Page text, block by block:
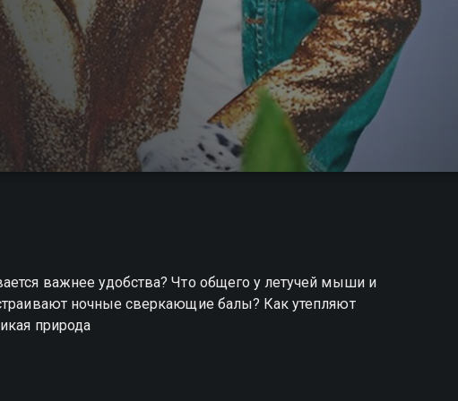
важнее удобства? Что общего у летучей мыши и
ночные сверкающие балы? Как утепляют
природа